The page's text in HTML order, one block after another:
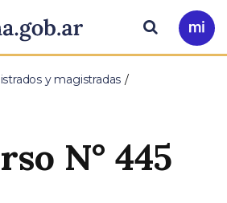
Ir
a
Buscar
y magistradas
N° 445